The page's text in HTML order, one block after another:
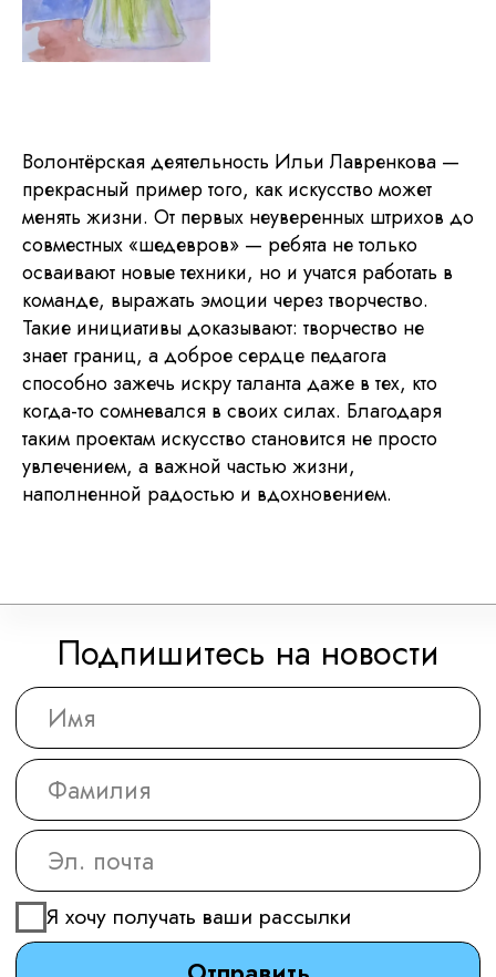
Волонтёрская деятельность Ильи Лавренкова —
прекрасный пример того, как искусство может
менять жизни. От первых неуверенных штрихов до
совместных «шедевров» — ребята не только
осваивают новые техники, но и учатся работать в
команде, выражать эмоции через творчество.
Такие инициативы доказывают: творчество не
знает границ, а доброе сердце педагога
способно зажечь искру таланта даже в тех, кто
когда-то сомневался в своих силах. Благодаря
таким проектам искусство становится не просто
увлечением, а важной частью жизни,
наполненной радостью и вдохновением.